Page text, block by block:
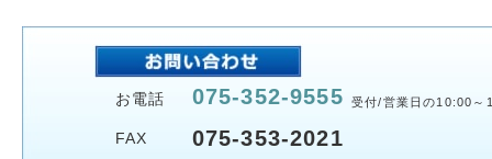
お電話 075-352-9555 受付/営業日の10:00～
FAX 075-353-2021